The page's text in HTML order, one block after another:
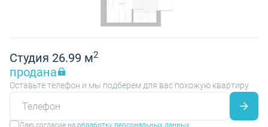
Студия 26.99 м2
продана
Оставьте телефон и мы подберем для вас похожую квартиру
Даю согласие наобработку персональных данных